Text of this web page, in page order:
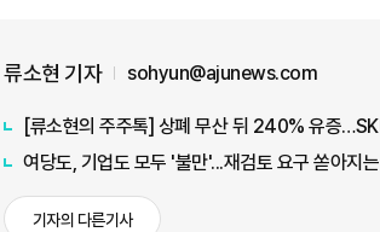
류소현 기자 sohyun@ajunews.com
[류소현의 주주톡] 상폐 무산 뒤 240% 유증
여당도, 기업도 모두 '불만'...재검토 요구 쏟아지
기자의 다른기사